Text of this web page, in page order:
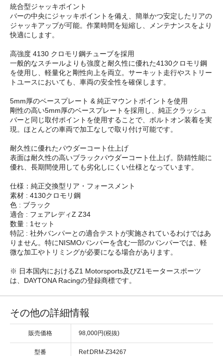
統合型ジャッキポイント
バーの中央にジャッキポイントを備え、簡単かつ安定したリアの
ジャッキアップが可能。作業時間を短縮し、メンテナンスをより
快適にします。
高強度 4130 クロモリ鋼チューブを採用
一般的なスチールよりも強度と耐久性に優れた4130クロモリ鋼
を使用し、軽量化と剛性向上を両立。サーキット走行やストリー
トユースにおいても、車両の安全性を確保します。
5mm厚のベースプレート & 純正マウントポイントを使用
剛性の高い5mm厚のベースプレートを採用し、純正クラッシュ
バーと同じ取付ポイントを使用することで、ボルトオン装着を実
現。ほとんどの車両で加工なしで取り付け可能です。
耐久性に優れたパウダーコート仕上げ
表面は耐久性の高いブラックパウダーコート仕上げ。防錆性能に
優れ、長期間使用しても劣化しにくい仕様となっています。
仕様：純正交換型リア・フォースメント
素材 : 4130クロモリ鋼
色 : ブラック
適合 : フェアレディZ Z34
数量 : 1セット
特記 : 社外バンパーとの適合テストが実施されているわけではあ
りません。特にNISMOバンパーを含む一部のバンパーでは、軽
微な加工やトリミングが必要になる場合があります。
※ 日本国内におけるZ1 Motorsports及びZ1モータースポーツ
は、DAYTONA Racingの登録商標です。
その他の詳細情報
販売価格 98,000円(税抜)
型番 Ref:DRM-Z34267